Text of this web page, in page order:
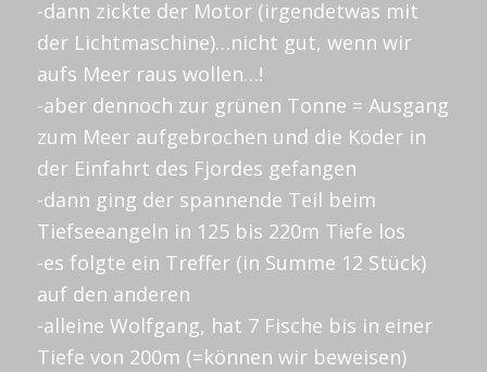
-dann zickte der Motor (irgendetwas mit
der Lichtmaschine)…nicht gut, wenn wir
aufs Meer raus wollen…!
-aber dennoch zur grünen Tonne = Ausgang
zum Meer aufgebrochen und die Köder in
der Einfahrt des Fjordes gefangen
-dann ging der spannende Teil beim
Tiefseeangeln in 125 bis 220m Tiefe los
-es folgte ein Treffer (in Summe 12 Stück)
auf den anderen
-alleine Wolfgang, hat 7 Fische bis in einer
Tiefe von 200m (=können wir beweisen)